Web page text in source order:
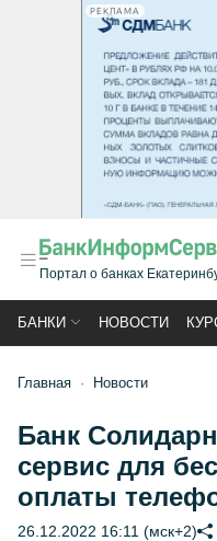
РЕКЛАМА
Портал о банках
БАНКИ НОВОСТИ
Главная Новости
Банк
сервис для
оплаты
26.12.2022 16:11 (мск+2)